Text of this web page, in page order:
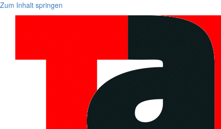
Zum Inhalt springen